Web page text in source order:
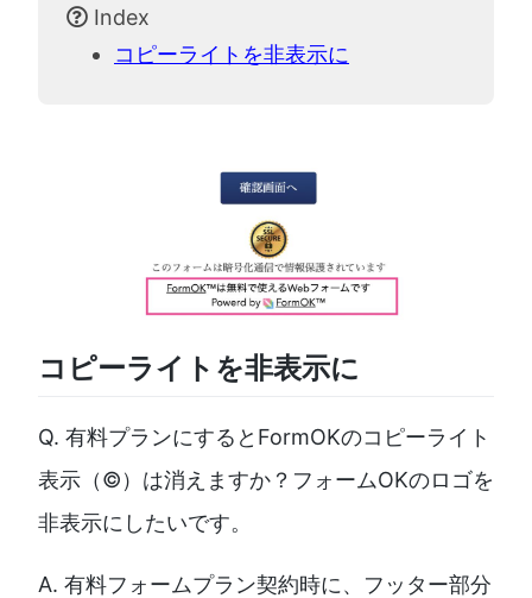
Index
コピーライトを非表示に
コピーライトを非表示に
Q. 有料プランにするとFormOKのコピーライト
表示（©︎）は消えますか？フォームOKのロゴを
非表示にしたいです。
A. 有料フォームプラン契約時に、フッター部分